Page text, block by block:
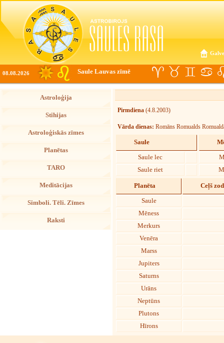
08.08.2026 Saule Lauvas zīmē
Astroloģija
Stihijas
Astroloģiskās zīmes
Planētas
TARO
Meditācijas
Simboli. Tēli. Zīmes
Raksti
Pirmdiena (4.8.2003)
Vārda dienas: Romāns Romualds
Saule
Saule lec
Saule riet
Planēta Ceļš
Saule
Mēness
Merkurs
Venēra
Marss
Jupiters
Saturns
Urāns
Neptūns
Plutons
Hīrons